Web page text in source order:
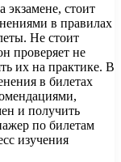
стоит
в правилах
Не стоит
проверяет не
их на практике. В
в билетах
и получить
по билетам
изучения